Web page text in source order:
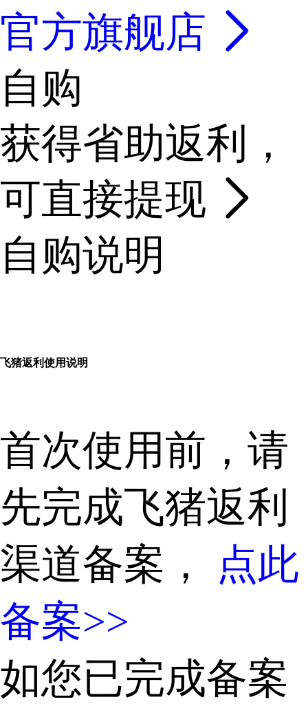
官方旗舰店
自购
获得省助返利，
可直接提现
自购说明
飞猪返利使用说明
首次使用前，请
先完成飞猪返利
渠道备案，
点此
备案>>
如您已完成备案